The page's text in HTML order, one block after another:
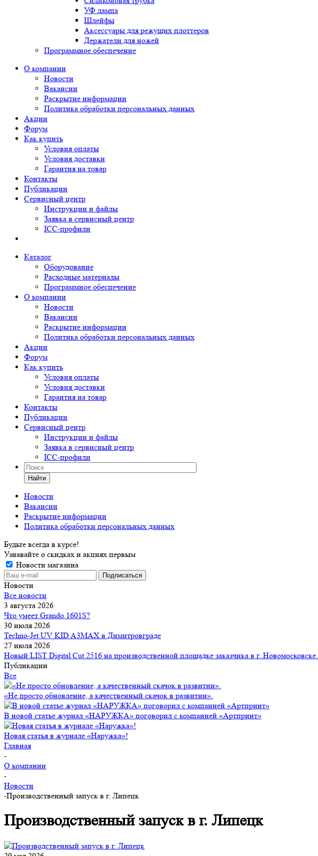
УФ лампа
Шлейфы
Аксессуары для режущих плоттеров
Держатели для ножей
Программное обеспечение
О компании
Новости
Вакансии
Раскрытие информации
Политика обработки персональных данных
Акции
Форум
Как купить
Условия оплаты
Условия доставки
Гарантия на товар
Контакты
Публикации
Сервисный центр
Инструкции и файлы
Заявка в сервисный центр
ICC-профили
Каталог
Оборудование
Расходные материалы
Программное обеспечение
О компании
Новости
Вакансии
Раскрытие информации
Политика обработки персональных данных
Акции
Форум
Как купить
Условия оплаты
Условия доставки
Гарантия на товар
Контакты
Публикации
Сервисный центр
Инструкции и файлы
Заявка в сервисный центр
ICC-профили
Найти
Новости
Вакансии
Раскрытие информации
Политика обработки персональных данных
Будьте всегда в курсе!
Узнавайте о скидках и акциях первым
Новости магазина
Новости
Все новости
3 августа 2026
Что умеет Grando 1601S?
30 июля 2026
Techno-Jet UV KID A3MAX в Димитровграде
27 июля 2026
Новый LIST Digital Cut 2516 на производственной площадке заказчика в г. Новомосковске.
Публикации
Все
«Не просто обновление, а качественный скачок в развитии».
В новой статье журнал «НАРУЖКА» поговорил с компанией «Артпринт»
Новая статья в журнале «Наружка»!
Главная
-
О компании
-
Новости
-Производственный запуск в г. Липецк
Производственный запуск в г. Липецк